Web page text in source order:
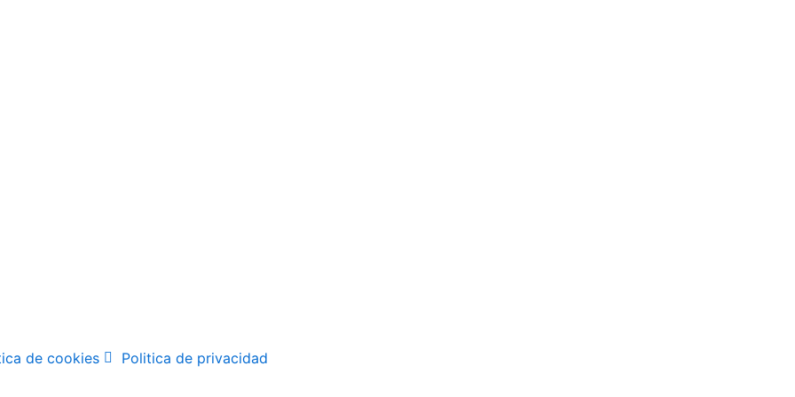
de cookies Politica de privacidad